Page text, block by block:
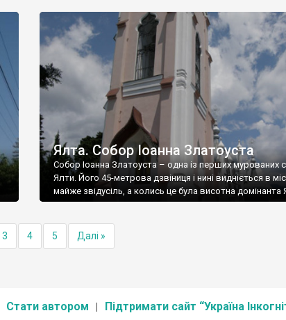
Ялта. Собор Іоанна Златоуста
Собор Іоанна Златоуста – одна із перших мурованих
Ялти. Його 45-метрова дзвіниця і нині видніється в
майже звідусіль, а колись це була висотна домінанта
3 4 5 Далі »
Стати автором Підтримати сайт “Україна